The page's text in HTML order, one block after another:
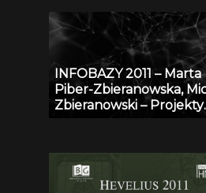
ochrony człowieka w
środowisku pracy
INFOBAZY 2011 – Marta
Piber-Zbieranowska,
Zbieranowski – Projekty
przy użyciu systemu
Mazowsze i woj. kaliskie
końca XVI w.